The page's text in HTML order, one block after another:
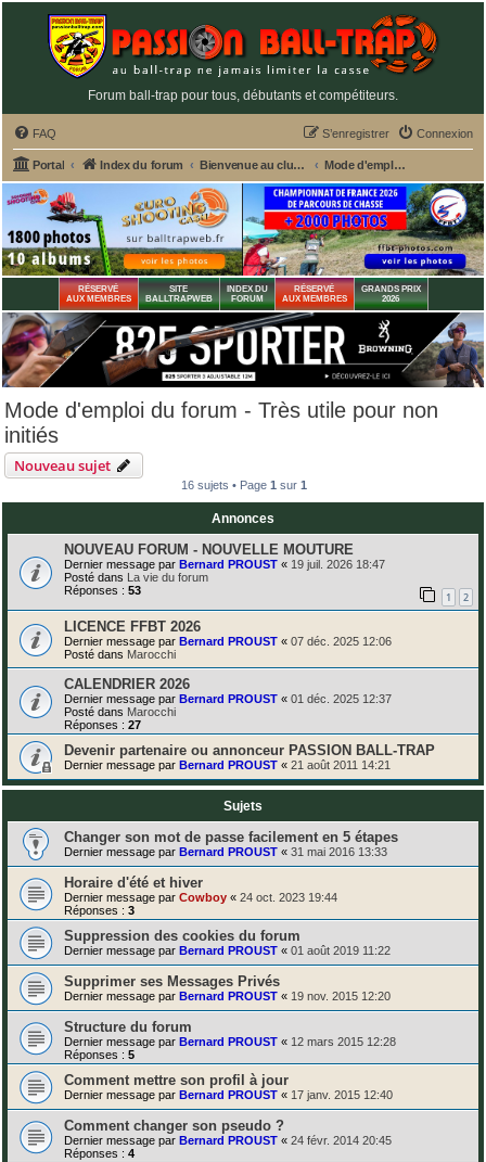
Forum ball-trap pour tous, débutants et compétiteurs.
FAQ Connexion
S’enregistrer
Portal Index du forum Bienvenue au club house PASSION BALL-TRAP Mode d'emploi du forum - Très utile pour non initiés
RÉSERVÉ
AUX MEMBRES
SITE
BALLTRAPWEB
INDEX DU
FORUM
RÉSERVÉ
AUX MEMBRES
GRANDS PRIX
2026
Mode d'emploi du forum - Très utile pour non
initiés
Nouveau sujet
16 sujets • Page 1 sur 1
Annonces
NOUVEAU FORUM - NOUVELLE MOUTURE
Dernier message par Bernard PROUST « 19 juil. 2026 18:47
Posté dans La vie du forum
Réponses : 53 1 2
LICENCE FFBT 2026
Dernier message par Bernard PROUST « 07 déc. 2025 12:06
Posté dans Marocchi
CALENDRIER 2026
Dernier message par Bernard PROUST « 01 déc. 2025 12:37
Posté dans Marocchi
Réponses : 27
Devenir partenaire ou annonceur PASSION BALL-TRAP
Dernier message par Bernard PROUST « 21 août 2011 14:21
Sujets
Changer son mot de passe facilement en 5 étapes
Dernier message par Bernard PROUST « 31 mai 2016 13:33
Horaire d'été et hiver
Dernier message par Cowboy « 24 oct. 2023 19:44
Réponses : 3
Suppression des cookies du forum
Dernier message par Bernard PROUST « 01 août 2019 11:22
Supprimer ses Messages Privés
Dernier message par Bernard PROUST « 19 nov. 2015 12:20
Structure du forum
Dernier message par Bernard PROUST « 12 mars 2015 12:28
Réponses : 5
Comment mettre son profil à jour
Dernier message par Bernard PROUST « 17 janv. 2015 12:40
Comment changer son pseudo ?
Dernier message par Bernard PROUST « 24 févr. 2014 20:45
Réponses : 4